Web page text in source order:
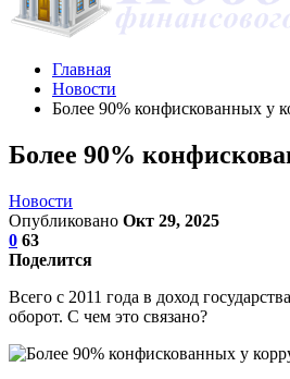
Главная
Новости
Более 90% конфискованных у
Более 90%
Новости
Опубликовано Окт 29, 2025
0 63
Поделится
Всего с 2011 года в доход
оборот. С чем это связано?